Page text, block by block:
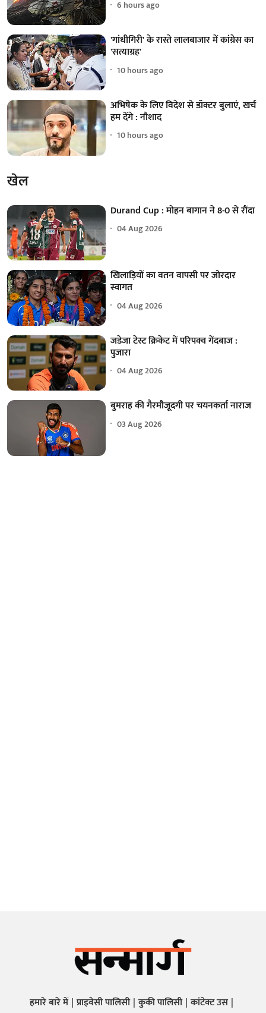
6 hours ago
'गांधीगिरी' के रास्ते लालबाजार में कांग्रेस का
'सत्याग्रह'
10 hours ago
अभिषेक के लिए विदेश से डॉक्टर बुलाएं, खर्च
हम देंगे : नौशाद
10 hours ago
खेल
Durand Cup : मोहन बागान ने 8-0 से रौंदा
04 Aug 2026
खिलाड़ियों का वतन वापसी पर जोरदार
स्वागत
04 Aug 2026
जडेजा टेस्ट क्रिकेट में परिपक्व गेंदबाज :
पुजारा
04 Aug 2026
बुमराह की गैरमौजूदगी पर चयनकर्ता नाराज
03 Aug 2026
हमारे बारे में प्राइवेसी पालिसी कुकी पालिसी कांटेक्ट उस